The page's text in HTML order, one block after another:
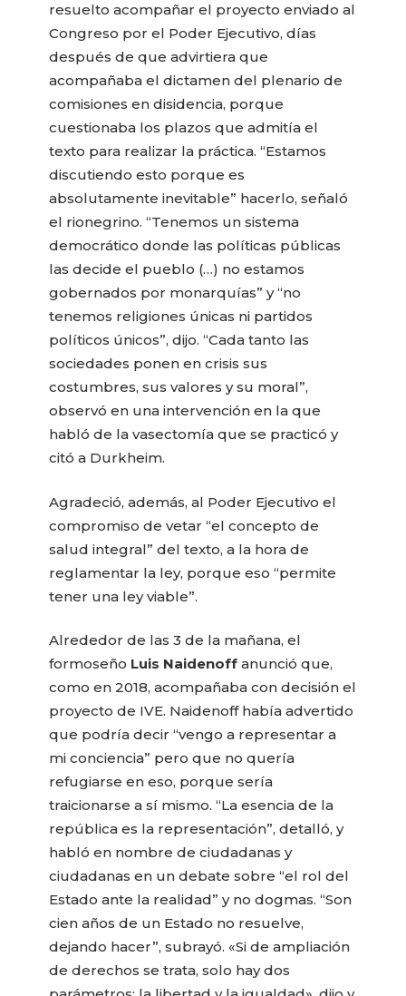
resuelto acompañar el proyecto enviado al
Congreso por el Poder Ejecutivo, días
después de que advirtiera que
acompañaba el dictamen del plenario de
comisiones en disidencia, porque
cuestionaba los plazos que admitía el
texto para realizar la práctica. “Estamos
discutiendo esto porque es
absolutamente inevitable” hacerlo, señaló
el rionegrino. “Tenemos un sistema
democrático donde las políticas públicas
las decide el pueblo (…) no estamos
gobernados por monarquías” y “no
tenemos religiones únicas ni partidos
políticos únicos”, dijo. “Cada tanto las
sociedades ponen en crisis sus
costumbres, sus valores y su moral”,
observó en una intervención en la que
habló de la vasectomía que se practicó y
citó a Durkheim.
Agradeció, además, al Poder Ejecutivo el
compromiso de vetar “el concepto de
salud integral” del texto, a la hora de
reglamentar la ley, porque eso “permite
tener una ley viable”.
Alrededor de las 3 de la mañana, el
formoseño Luis Naidenoff anunció que,
como en 2018, acompañaba con decisión el
proyecto de IVE. Naidenoff había advertido
que podría decir “vengo a representar a
mi conciencia” pero que no quería
refugiarse en eso, porque sería
traicionarse a sí mismo. “La esencia de la
república es la representación”, detalló, y
habló en nombre de ciudadanas y
ciudadanas en un debate sobre “el rol del
Estado ante la realidad” y no dogmas. “Son
cien años de un Estado no resuelve,
dejando hacer”, subrayó. «Si de ampliación
de derechos se trata, solo hay dos